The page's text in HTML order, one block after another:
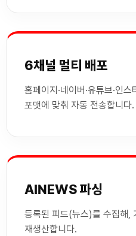
6채널 멀티 배포
홈페이지·네이버·유튜브·인
포맷에 맞춰 자동 전송합니다.
AINEWS 파싱
등록된 피드(뉴스)를 수집해,
재생산합니다.